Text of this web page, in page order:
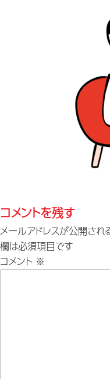
コメントを残す
メールアドレスが公開され
欄は必須項目です
コメント ※